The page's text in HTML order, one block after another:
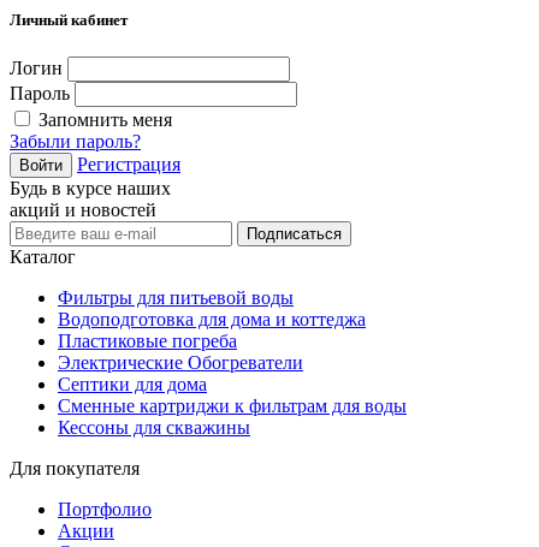
Личный кабинет
Логин
Пароль
Запомнить меня
Забыли пароль?
Войти
Регистрация
Будь в курсе наших
акций и новостей
Подписаться
Каталог
Фильтры для питьевой воды
Водоподготовка для дома и коттеджа
Пластиковые погреба
Электрические Обогреватели
Септики для дома
Сменные картриджи к фильтрам для воды
Кессоны для скважины
Для покупателя
Портфолио
Акции